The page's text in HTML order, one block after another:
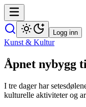
Logg inn
Kunst & Kultur
Åpnet nybygg
I tre dager har
kulturelle aktiviteter og